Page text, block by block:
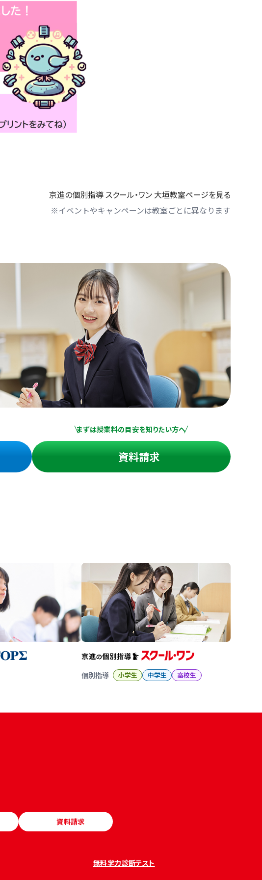
京進の個別指導 スクール・ワン 大垣教室ページを見る
※イベントやキャンペーンは教室ごとに異なります
まずは授業料の目安を知りたい方へ
資料請求
個別指導 小学生 中学生 高校生
資料請求
無料学力診断テスト